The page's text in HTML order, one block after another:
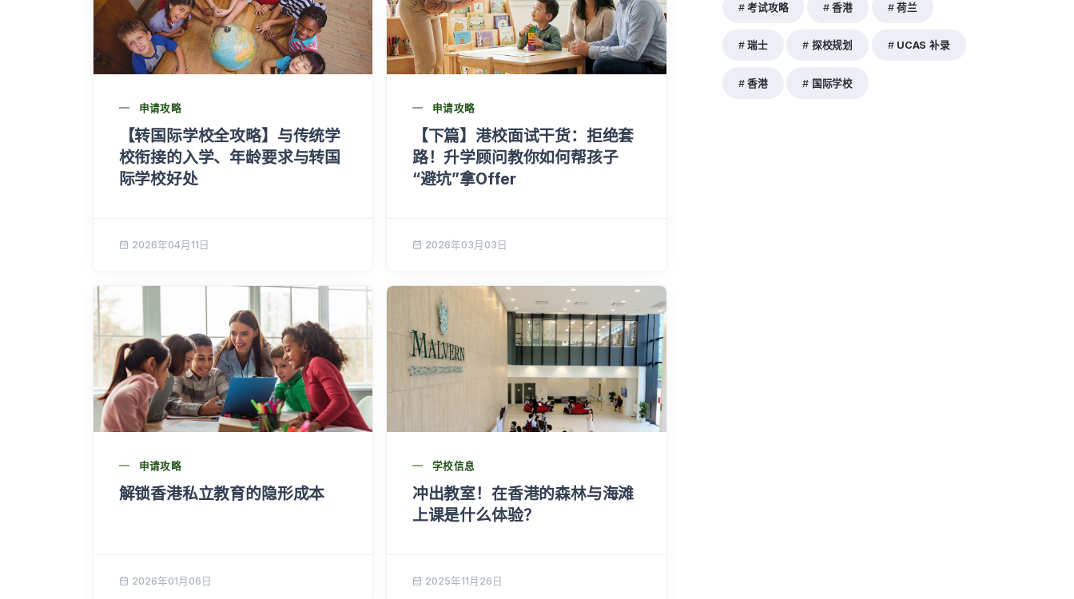
申请攻略
【转国际学校全攻略】与传统学
校衔接的入学、年龄要求与转国
际学校好处
2026年04月11日
申请攻略
【下篇】港校面试干货：拒绝套
路！升学顾问教你如何帮孩子
“避坑”拿Offer
2026年03月03日
申请攻略
解锁香港私立教育的隐形成本
2026年01月06日
学校信息
冲出教室！在香港的森林与海滩
上课是什么体验？
2025年11月26日
考试攻略 香港 荷兰
瑞士 探校规划 UCAS 补录
香港 国际学校